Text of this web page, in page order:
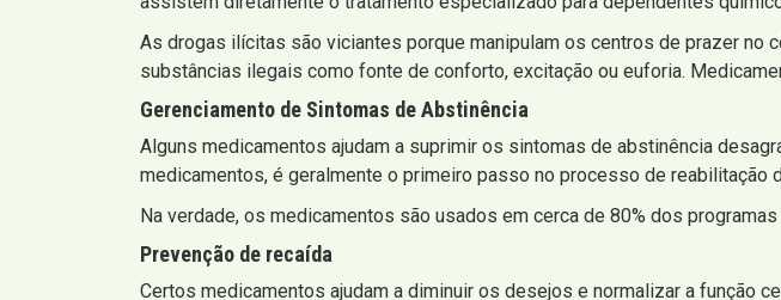
As drogas ilícitas são viciantes porque manipulam os centros de prazer no
substâncias ilegais como fonte de conforto, excitação ou euforia.
Gerenciamento de Sintomas de Abstinência
Alguns medicamentos ajudam a suprimir os sintomas de abstinência
medicamentos, é geralmente o primeiro passo no processo de reabilitação
Na verdade, os medicamentos são usados ​​em cerca de 80% dos
Prevenção de recaída
Certos medicamentos ajudam a diminuir os desejos e normalizar a função